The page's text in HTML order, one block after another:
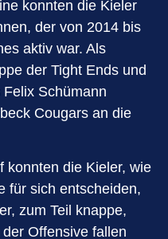
konnten die Kieler
der von 2014 bis
aktiv war. Als
der Tight Ends und
Schümann
Cougars an die
konnten die Kieler, wie
für sich entscheiden,
zum Teil knappe,
Offensive fallen